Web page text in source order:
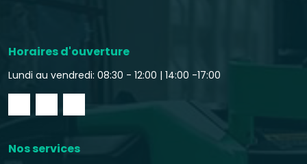
Horaires d'ouverture
Lundi au vendredi: 08:30 - 12:00 | 14:00 -17:00
Nos services